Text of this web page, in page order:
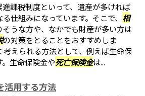
進課税制度といって、遺産が多ければ
仕組みになっています。そこで、 相
うな方や、なかでも財産が多い方は
の対策をとることをおすすめしま
考えられる方法として、例えば生命保
生命保険金や死亡保険金は...
活用する方法